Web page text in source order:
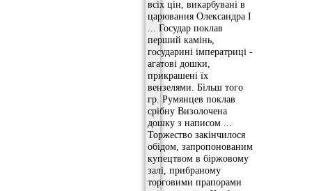
всіх цін, викарбувані в
царювання Олександра I
... Государ поклав
перший камінь,
государині імператриці -
агатові дошки,
прикрашені їх
вензелями. Більш того
гр. Румянцев поклав
срібну Визолочена
дошку з написом ...
Торжество закінчилося
обідом, запропонованим
купецтвом в біржовому
залі, прибраному
торговими прапорами